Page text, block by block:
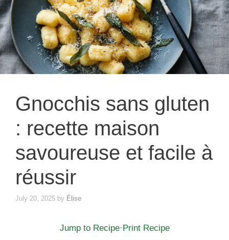
Gnocchis sans gluten
: recette maison
savoureuse et facile à
réussir
July 20, 2025 by Élise
Jump to Recipe· Print Recipe